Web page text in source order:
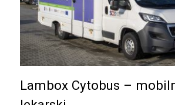
Lambox Cytobus –